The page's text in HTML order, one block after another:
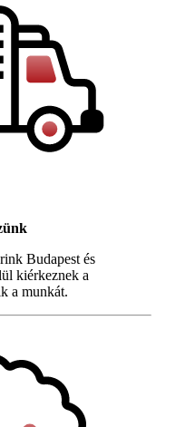
Budapest és
kiérkeznek a
a munkát.